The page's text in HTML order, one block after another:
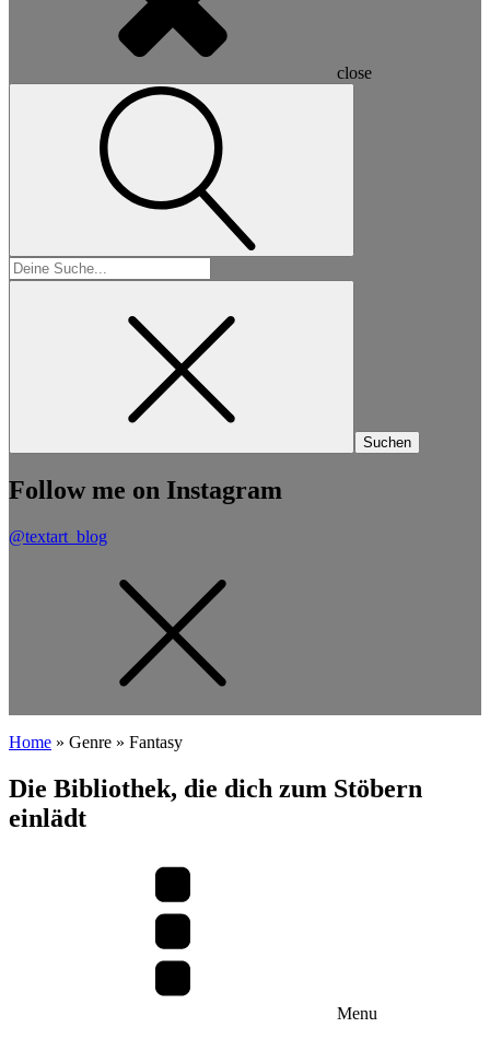
close
Suchen
nach:
Follow me on Instagram
@textart_blog
Home » Genre » Fantasy
Die Bibliothek, die dich zum Stöbern
einlädt
Menu